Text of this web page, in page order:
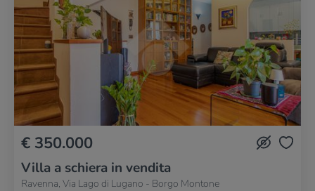
€ 350.000
Villa a schiera in vendita
Ravenna, Via Lago di Lugano - Borgo Montone